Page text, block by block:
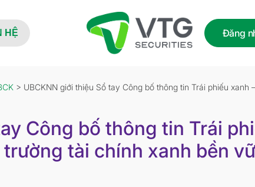
HỆ Đăng
> UBCKNN giới thiệu Sổ tay Công bố thông tin Trái phiếu
Công bố thông tin Trái
tài chính xanh bền